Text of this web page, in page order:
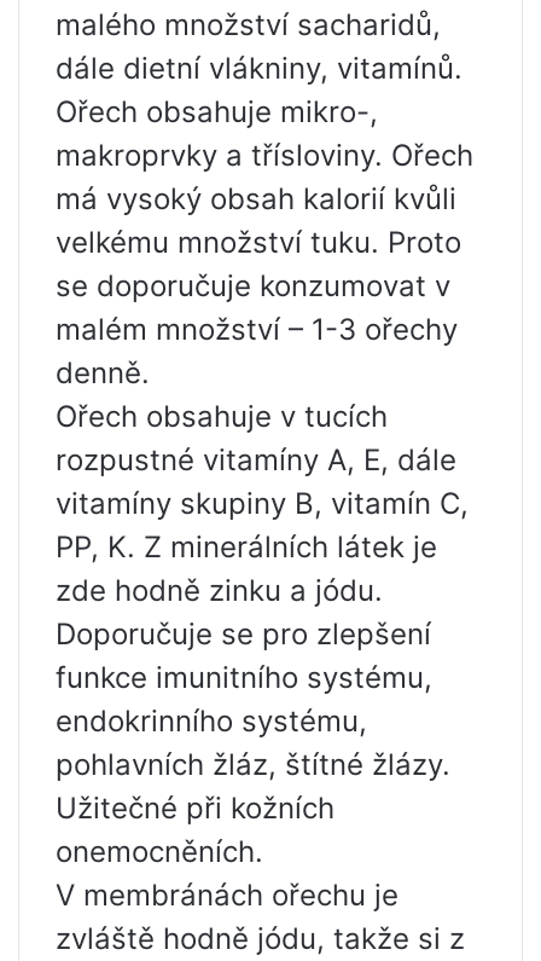
malého množství sacharidů,
dále dietní vlákniny, vitamínů.
Ořech obsahuje mikro-,
makroprvky a třísloviny. Ořech
má vysoký obsah kalorií kvůli
velkému množství tuku. Proto
se doporučuje konzumovat v
malém množství – 1-3 ořechy
denně.
Ořech obsahuje v tucích
rozpustné vitamíny A, E, dále
vitamíny skupiny B, vitamín C,
PP, K. Z minerálních látek je
zde hodně zinku a jódu.
Doporučuje se pro zlepšení
funkce imunitního systému,
endokrinního systému,
pohlavních žláz, štítné žlázy.
Užitečné při kožních
onemocněních.
V membránách ořechu je
zvláště hodně jódu, takže si z